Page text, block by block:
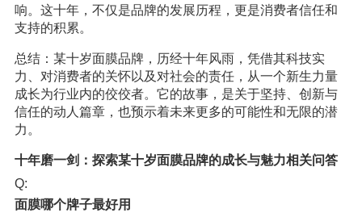
响。这十年，不仅是品牌的发展历程，更是消费者信任和
支持的积累。
总结：某十岁面膜品牌，历经十年风雨，凭借其科技实
力、对消费者的关怀以及对社会的责任，从一个新生力量
成长为行业内的佼佼者。它的故事，是关于坚持、创新与
信任的动人篇章，也预示着未来更多的可能性和无限的潜
力。
十年磨一剑：探索某十岁面膜品牌的成长与魅力相关问答
Q:
面膜哪个牌子最好用